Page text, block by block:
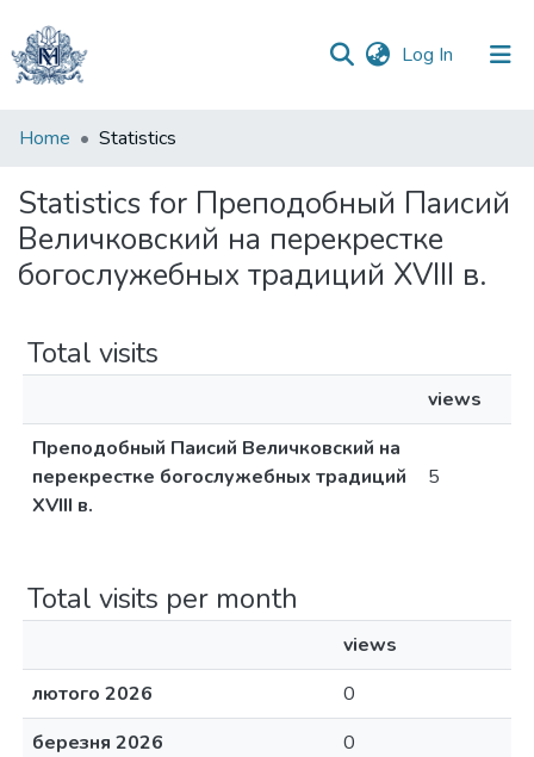
Log In (current)
Communities
Collections
All of DSpace
Home Statistics
Statistics for Преподобный Паисий
Величковский на перекрестке
богослужебных традиций XVIII в.
Total visits
views
Преподобный Паисий Величковский на
перекрестке богослужебных традиций
XVIII в.
5
Total visits per month
views
лютого 2026
0
березня 2026
0